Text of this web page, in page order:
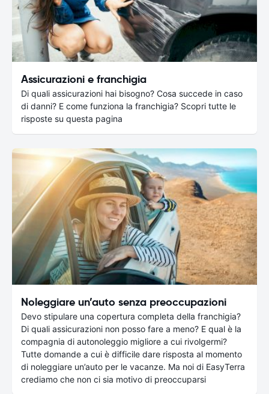
Assicurazioni e franchigia
Di quali assicurazioni hai bisogno? Cosa succede in caso
di danni? E come funziona la franchigia? Scopri tutte le
risposte su questa pagina
Noleggiare un’auto senza preoccupazioni
Devo stipulare una copertura completa della franchigia?
Di quali assicurazioni non posso fare a meno? E qual è la
compagnia di autonoleggio migliore a cui rivolgermi?
Tutte domande a cui è difficile dare risposta al momento
di noleggiare un’auto per le vacanze. Ma noi di EasyTerra
crediamo che non ci sia motivo di preoccuparsi